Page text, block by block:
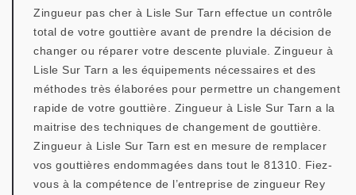
Zingueur pas cher à Lisle Sur Tarn effectue un contrôle
total de votre gouttière avant de prendre la décision de
changer ou réparer votre descente pluviale. Zingueur à
Lisle Sur Tarn a les équipements nécessaires et des
méthodes très élaborées pour permettre un changement
rapide de votre gouttière. Zingueur à Lisle Sur Tarn a la
maitrise des techniques de changement de gouttière.
Zingueur à Lisle Sur Tarn est en mesure de remplacer
vos gouttières endommagées dans tout le 81310. Fiez-
vous à la compétence de l’entreprise de zingueur Rey